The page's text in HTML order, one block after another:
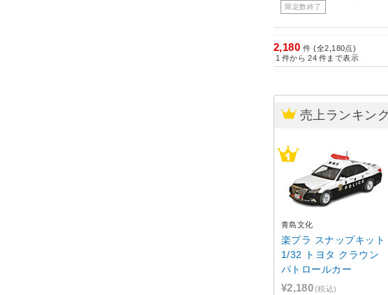
限定数終了
2,180 件 (全2,180点)
1 件から 24 件まで表示
売上ランキン
青島文化
楽プラ スナップキット
1/32 トヨタ クラウン
パトロールカー
¥2,180(税込)